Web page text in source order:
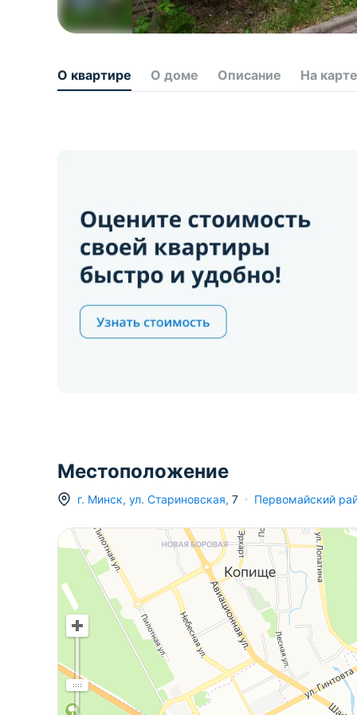
О квартире О доме Описание На карте
Местоположение
г. Минск, ул. Стариновская, 7 Первомайский